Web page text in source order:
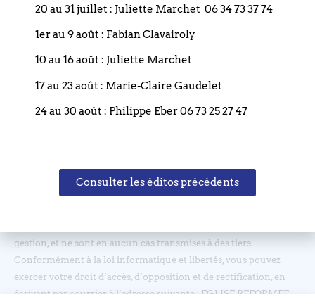
Restez informé(e), abonnez-vous !
Les informations recueillies sur nos formulaires sont
gestion, et ne sont en aucun cas transmises à des tiers.
Conformément à la loi informatique et libertés, vous pouvez
exercer votre droit d’accès, d’opposition et de rectification, en
écrivant par courrier à l’adresse suivante : EGLISE REFORMEE
20 au 31 juillet : Juliette Marchet 06 34 73 37 74
1er au 9 août : Fabian Clavairoly
10 au 16 août : Juliette Marchet
17 au 23 août : Marie-Claire Gaudelet
24 au 30 août : Philippe Eber 06 73 25 27 47
Consulter les éditos précédents